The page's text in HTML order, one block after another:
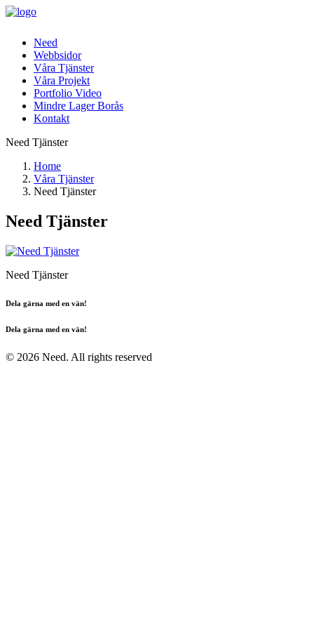
Need
Webbsidor
Våra Tjänster
Våra Projekt
Portfolio Video
Mindre Lager Borås
Kontakt
Need Tjänster
Home
Våra Tjänster
Need Tjänster
Need Tjänster
Need Tjänster
Dela gärna med en vän!
Dela gärna med en vän!
© 2026 Need. All rights reserved